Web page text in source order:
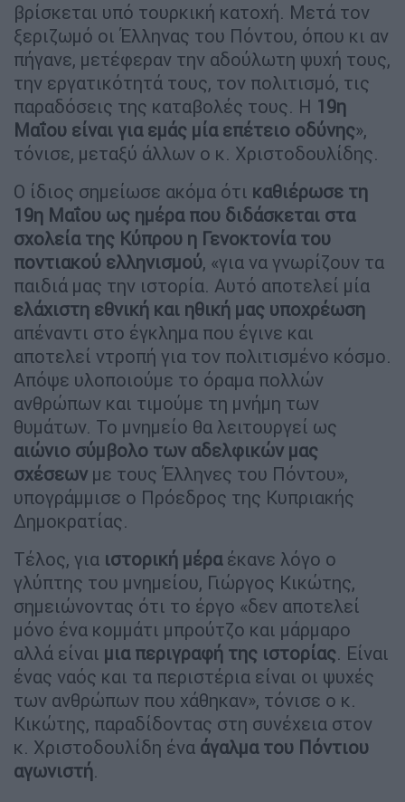
βρίσκεται υπό τουρκική κατοχή. Μετά τον
ξεριζωμό οι Έλληνας του Πόντου, όπου κι αν
πήγανε, μετέφεραν την αδούλωτη ψυχή τους,
την εργατικότητά τους, τον πολιτισμό, τις
παραδόσεις της καταβολές τους. Η 19η
Μαΐου είναι για εμάς μία επέτειο οδύνης»,
τόνισε, μεταξύ άλλων ο κ. Χριστοδουλίδης.
Ο ίδιος σημείωσε ακόμα ότι καθιέρωσε τη
19η Μαΐου ως ημέρα που διδάσκεται στα
σχολεία της Κύπρου η Γενοκτονία του
ποντιακού ελληνισμού, «για να γνωρίζουν τα
παιδιά μας την ιστορία. Αυτό αποτελεί μία
ελάχιστη εθνική και ηθική μας υποχρέωση
απέναντι στο έγκλημα που έγινε και
αποτελεί ντροπή για τον πολιτισμένο κόσμο.
Απόψε υλοποιούμε το όραμα πολλών
ανθρώπων και τιμούμε τη μνήμη των
θυμάτων. Το μνημείο θα λειτουργεί ως
αιώνιο σύμβολο των αδελφικών μας
σχέσεων με τους Έλληνες του Πόντου»,
υπογράμμισε ο Πρόεδρος της Κυπριακής
Δημοκρατίας.
Τέλος, για ιστορική μέραέκανε λόγο ο
γλύπτης του μνημείου, Γιώργος Κικώτης,
σημειώνοντας ότι το έργο «δεν αποτελεί
μόνο ένα κομμάτι μπρούτζο και μάρμαρο
αλλά είναι μια περιγραφή της ιστορίας. Είναι
ένας ναός και τα περιστέρια είναι οι ψυχές
των ανθρώπων που χάθηκαν», τόνισε ο κ.
Κικώτης, παραδίδοντας στη συνέχεια στον
κ. Χριστοδουλίδη ένα άγαλμα του Πόντιου
αγωνιστή.